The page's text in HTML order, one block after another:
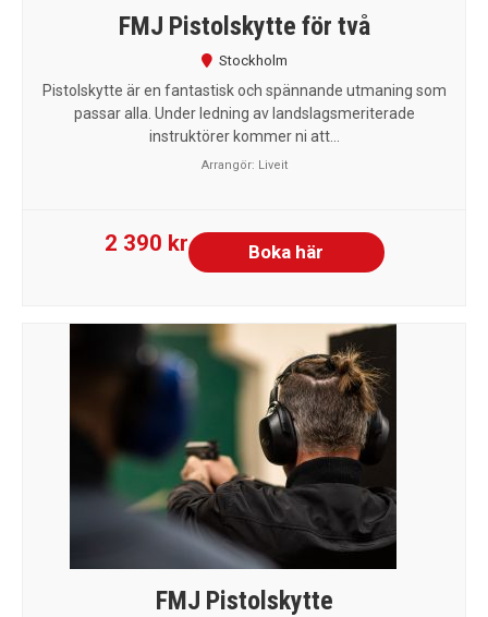
FMJ Pistolskytte för två
Stockholm
Pistolskytte är en fantastisk och spännande utmaning som
passar alla. Under ledning av landslagsmeriterade
instruktörer kommer ni att...
Arrangör: Liveit
2 390 kr Boka här
FMJ Pistolskytte